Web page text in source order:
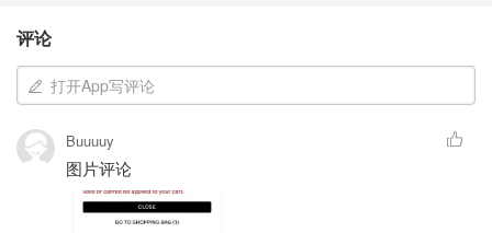
评论
打开App写评论
Buuuuy
图片评论